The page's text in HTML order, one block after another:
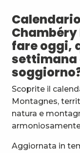
Graines de papier
La tête dans les
Apéro'vignes au
Apéro'vignes à la
Stage multi-
7ème
Balade
Apéro'vignes au
Esc'apéro aux
fare oggi,
settimana
Scoprite il
Montagnes,
natura e
Aggiornata in